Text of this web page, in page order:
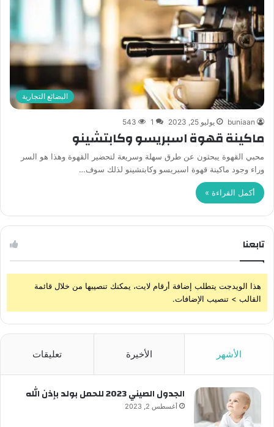
البضائع التجارية
buniaan يوليو 25, 2023 1
543
ماكينة قهوة اسبريسو وكابتشينو
محبي القهوة يبحثون عن طرق سهلة وسريعة لتحضير القهوة وهذا هو السر
وراء وجود ماكينة قهوة اسبريسو وكابتشينو لذلك سوف…
أكمل القراءة »
تابعنا
هذا الويدجت يتطلب إضافة أرقام لايت، يمكنك تنصيبها من خلال قائمة
القالب > تنصيب الإضافات.
الأشهر الأخيرة تعليقات
الجدول الصيني 2023 للحمل بولد بإذن الله
أغسطس 2, 2023